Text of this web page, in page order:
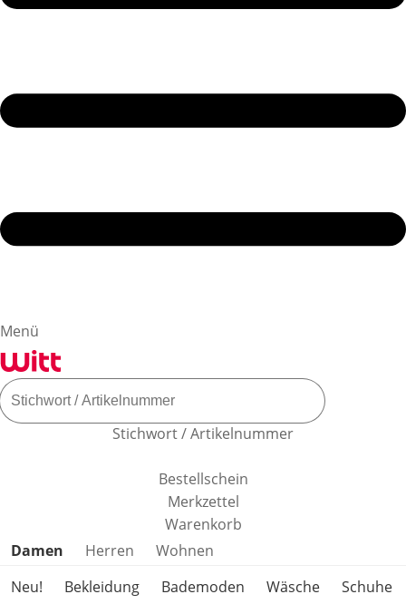
Menü
Stichwort / Artikelnummer
Bestellschein
Merkzettel
Warenkorb
Produktkategorien überspringen
Damen Herren
Wohnen
Neu!
Bekleidung Bademoden Wäsche Schuhe